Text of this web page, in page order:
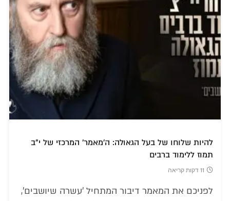
להיות שלוחו של בעל הגאולה: ה'מאמר' המרכזי של י"ב
תמוז ללימוד ברבים
11 דקות קריאה
לפניכם את המאמר דיבור המתחיל 'עשרה שיושבים',